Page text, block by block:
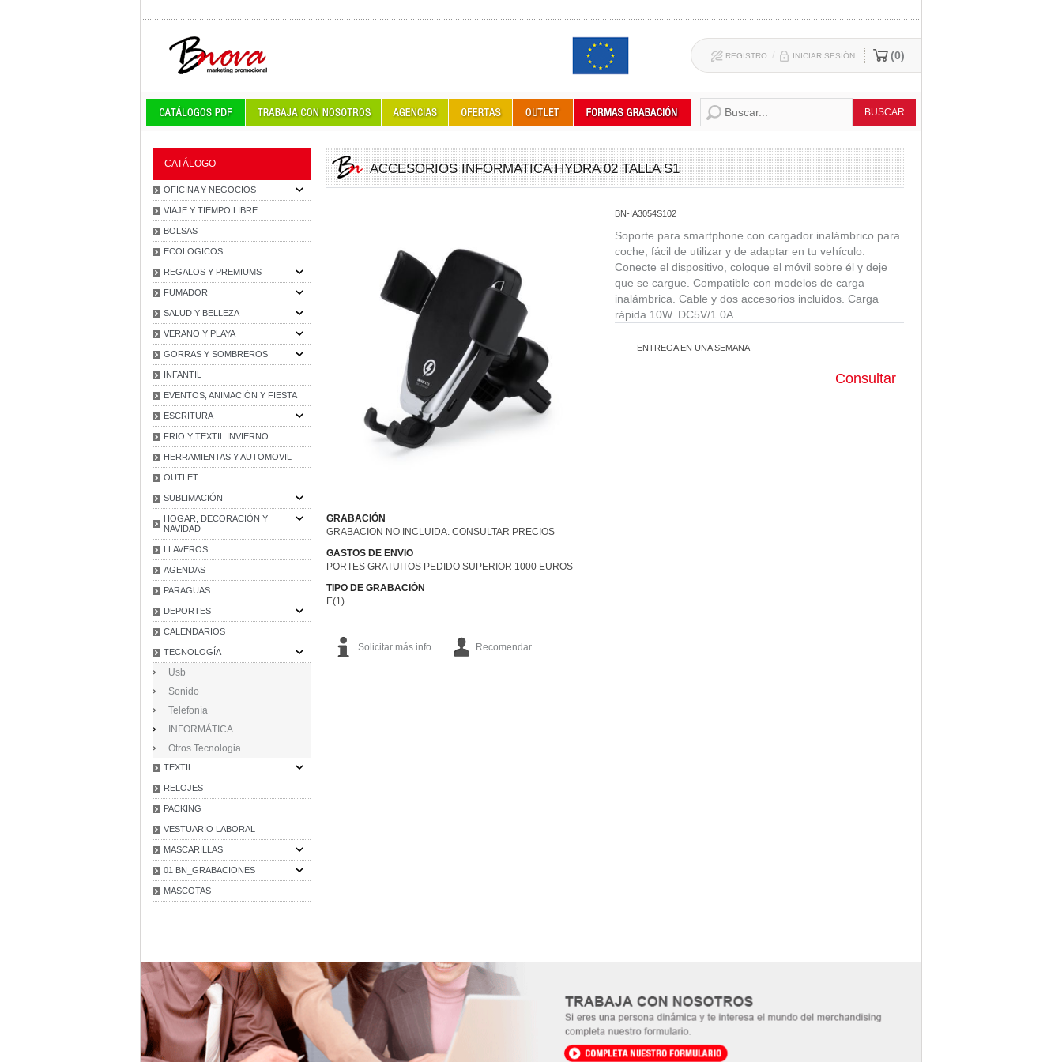
REGISTRO / INICIAR SESIÓN 0
CATÁLOGO
OFICINA Y NEGOCIOS
VIAJE Y TIEMPO LIBRE
BOLSAS
ECOLOGICOS
REGALOS Y PREMIUMS
FUMADOR
SALUD Y BELLEZA
VERANO Y PLAYA
GORRAS Y SOMBREROS
INFANTIL
EVENTOS, ANIMACIÓN Y FIESTA
ESCRITURA
FRIO Y TEXTIL INVIERNO
HERRAMIENTAS Y AUTOMOVIL
OUTLET
SUBLIMACIÓN
HOGAR, DECORACIÓN Y
NAVIDAD
LLAVEROS
AGENDAS
PARAGUAS
DEPORTES
CALENDARIOS
TECNOLOGÍA
Usb
Sonido
Telefonía
INFORMÁTICA
Otros Tecnologia
TEXTIL
RELOJES
PACKING
VESTUARIO LABORAL
MASCARILLAS
01 BN_GRABACIONES
MASCOTAS
ACCESORIOS INFORMATICA HYDRA 02 TALLA S1
BN-IA3054S102
Soporte para smartphone con cargador inalámbrico para
coche, fácil de utilizar y de adaptar en tu vehículo.
Conecte el dispositivo, coloque el móvil sobre él y deje
que se cargue. Compatible con modelos de carga
inalámbrica. Cable y dos accesorios incluidos. Carga
rápida 10W. DC5V/1.0A.
ENTREGA EN UNA SEMANA
Consultar
GRABACIÓN
GRABACION NO INCLUIDA. CONSULTAR PRECIOS
GASTOS DE ENVIO
PORTES GRATUITOS PEDIDO SUPERIOR 1000 EUROS
TIPO DE GRABACIÓN
E(1)
Solicitar más info Recomendar